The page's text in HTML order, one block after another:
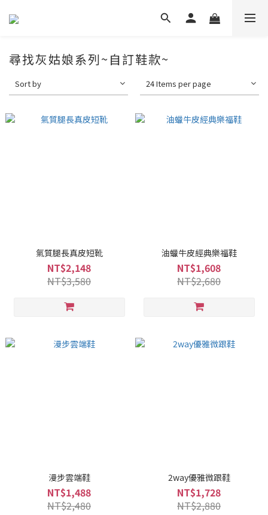
尋找灰姑娘系列~自訂鞋款~
Sort by 24 Items per page
氣質腿長真皮短靴
NT$2,148
NT$3,580
油蠟牛皮經典樂福鞋
NT$1,608
NT$2,680
漫步雲端鞋
NT$1,488
NT$2,480
2way優雅微跟鞋
NT$1,728
NT$2,880